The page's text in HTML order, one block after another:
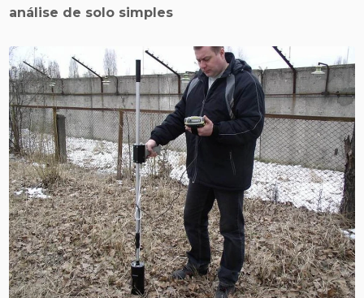
análise de solo simples